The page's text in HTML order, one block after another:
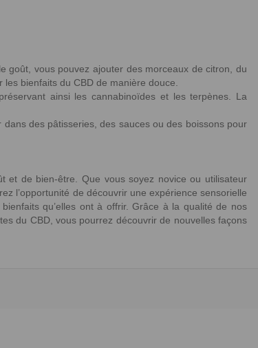
goût, vous pouvez ajouter des morceaux de citron, du
bienfaits du CBD de manière douce.
ainsi les cannabinoïdes et les terpènes. La
des pâtisseries, des sauces ou des boissons pour
et de bien-être. Que vous soyez novice ou utilisateur
l’opportunité de découvrir une expérience sensorielle
qu’elles ont à offrir. Grâce à la qualité de nos
du CBD, vous pourrez découvrir de nouvelles façons